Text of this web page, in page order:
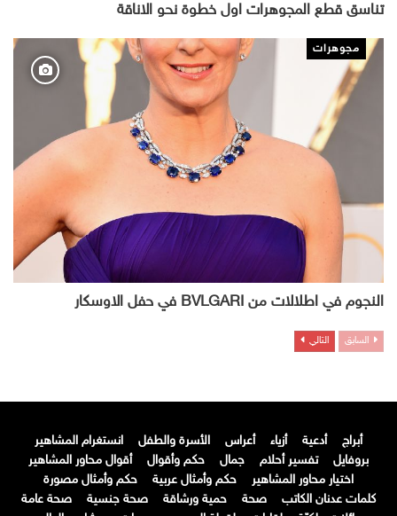
تناسق قطع المجوهرات اول خطوة نحو الاناقة
مجوهرات
النجوم في اطلالات من BVLGARI في حفل الاوسكار
السابق التالي
أبراج أدعية أزياء أعراس الأسرة والطفل
انستغرام المشاهير
بروفايل
تفسير أحلام جمال حكم وأقوال
أقوال محاور المشاهير
اختيار محاور المشاهير
حكم وأمثال عربية
حكم وأمثال مصورة
كلمات عدنان الكاتب
صحة حمية ورشاقة صحة جنسية
صحة عامة